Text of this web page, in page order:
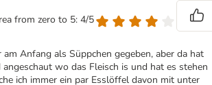
from zero to 5: 4/5
am Anfang als Süppchen gegeben, aber da hat
wo das Fleisch is und hat es stehen
ich immer ein par Esslöffel davon mit unter